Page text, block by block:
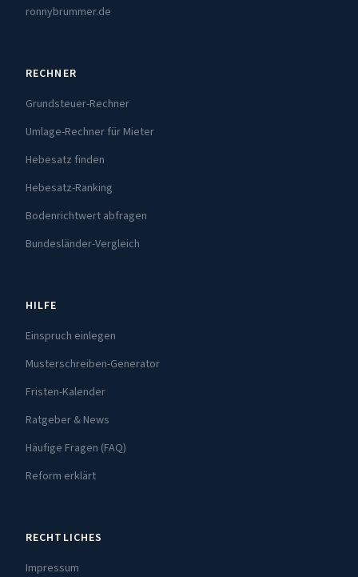
ronnybrummer.de
RECHNER
Grundsteuer-Rechner
Umlage-Rechner für Mieter
Hebesatz finden
Hebesatz-Ranking
Bodenrichtwert abfragen
Bundesländer-Vergleich
HILFE
Einspruch einlegen
Musterschreiben-Generator
Fristen-Kalender
Ratgeber & News
Häufige Fragen (FAQ)
Reform erklärt
RECHTLICHES
Impressum